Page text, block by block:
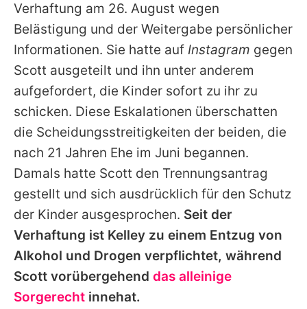
Verhaftung am 26. August wegen
Belästigung und der Weitergabe persönlicher
Informationen. Sie hatte auf Instagram gegen
Scott ausgeteilt und ihn unter anderem
aufgefordert, die Kinder sofort zu ihr zu
schicken. Diese Eskalationen überschatten
die Scheidungsstreitigkeiten der beiden, die
nach 21 Jahren Ehe im Juni begannen.
Damals hatte Scott den Trennungsantrag
gestellt und sich ausdrücklich für den Schutz
der Kinder ausgesprochen. Seit der
Verhaftung ist Kelley zu einem Entzug von
Alkohol und Drogen verpflichtet, während
Scott vorübergehend das alleinige
Sorgerecht innehat.